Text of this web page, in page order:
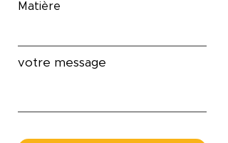
Matière
votre message